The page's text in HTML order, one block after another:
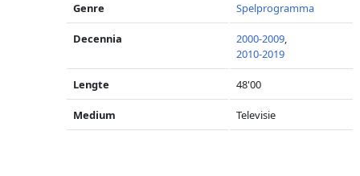
Genre Spelprogramma
Decennia 2000-2009,
2010-2019
Lengte 48'00
Medium Televisie